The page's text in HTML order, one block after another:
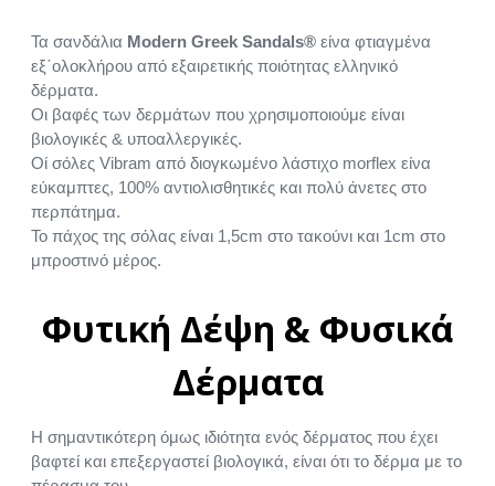
Τα σανδάλια Modern Greek Sandals® είνα φτιαγμένα
εξ΄ολοκλήρου από εξαιρετικής ποιότητας ελληνικό
δέρματα.
Οι βαφές των δερμάτων που χρησιμοποιούμε είναι
βιολογικές & υποαλλεργικές.
Οί σόλες Vibram από διογκωμένο λάστιχο morflex είνα
εύκαμπτες, 100% αντιολισθητικές και πολύ άνετες στο
περπάτημα.
Το πάχος της σόλας είναι 1,5cm στο τακούνι και 1cm στο
μπροστινό μέρος.
Φυτική Δέψη & Φυσικά
Δέρματα
Η σημαντικότερη όμως ιδιότητα ενός δέρματος που έχει
βαφτεί και επεξεργαστεί βιολογικά, είναι ότι το δέρμα με το